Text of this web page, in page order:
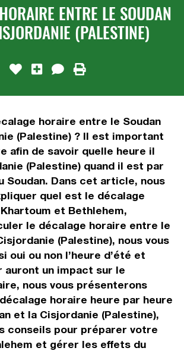
ENTRE LE SOUDAN
(PALESTINE)
horaire entre le Soudan
(Palestine) ? Il est important
afin de savoir quelle heure il
(Palestine) quand il est par
Soudan. Dans cet article, nous
quel est le décalage
et Bethlehem,
le décalage horaire entre le
(Palestine), nous vous
oui ou non l’heure d’été et
auront un impact sur le
nous vous présenterons
horaire heure par heure
et la Cisjordanie (Palestine),
conseils pour préparer votre
et gérer les effets du